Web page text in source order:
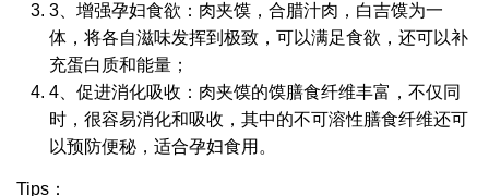
3、增强孕妇食欲：肉夹馍，合腊汁肉，白吉馍为一
体，将各自滋味发挥到极致，可以满足食欲，还可以补
充蛋白质和能量；
4、促进消化吸收：肉夹馍的馍膳食纤维丰富，不仅同
时，很容易消化和吸收，其中的不可溶性膳食纤维还可
以预防便秘，适合孕妇食用。
Tips：